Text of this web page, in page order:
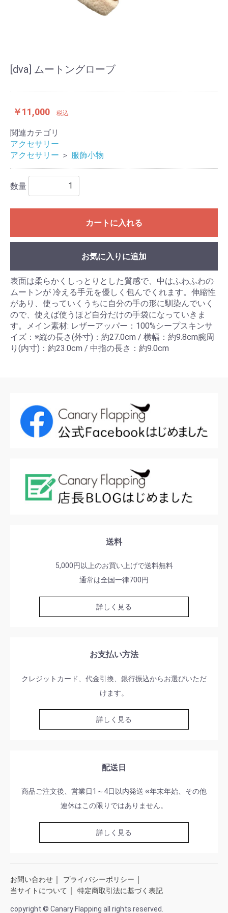
[dva] ムートングローブ
￥11,000 税込
関連カテゴリ
アクセサリー
アクセサリー ＞ 服飾小物
数量
カートに入れる
お気に入りに追加
表面は柔らかくしっとりとした質感で、中はふわふわの
ムートンが 冷える手元を優しく包んでくれます。伸縮性
があり、使っていくうちに自分の手の形に馴染んでいく
ので、使えば使うほど自分だけの手袋になっていきま
す。メイン素材: レザーアッパー：100%シープスキンサ
イズ：※縦の長さ(外寸)：約27.0cm / 横幅：約9.8cm腕周
り(内寸)：約23.0cm / 中指の長さ：約9.0cm
送料
5,000円以上のお買い上げで送料無料
通常は全国一律700円
詳しく見る
お支払い方法
クレジットカード、代金引換、銀行振込からお選びいただ
けます。
詳しく見る
配送日
商品ご注文後、営業日1～4日以内発送 ※年末年始、その他
連休はこの限りではありません。
詳しく見る
お問い合わせ ｜ プライバシーポリシー ｜
当サイトについて ｜ 特定商取引法に基づく表記
copyright © Canary Flapping all rights reserved.